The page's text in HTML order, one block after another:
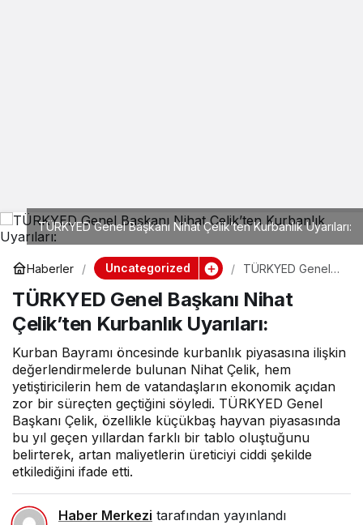
TÜRKYED Genel Başkanı Nihat Çelik’ten Kurbanlık Uyarıları:
Haberler Uncategorized
TÜRKYED Genel
Çelik’ten Kurbanlık
Uyarıları:
TÜRKYED Genel Başkanı Nihat
Çelik’ten Kurbanlık Uyarıları:
Kurban Bayramı öncesinde kurbanlık piyasasına ilişkin
değerlendirmelerde bulunan Nihat Çelik, hem
yetiştiricilerin hem de vatandaşların ekonomik açıdan
zor bir süreçten geçtiğini söyledi. TÜRKYED Genel
Başkanı Çelik, özellikle küçükbaş hayvan piyasasında
bu yıl geçen yıllardan farklı bir tablo oluştuğunu
belirterek, artan maliyetlerin üreticiyi ciddi şekilde
etkilediğini ifade etti.
Haber Merkezi tarafından yayınlandı